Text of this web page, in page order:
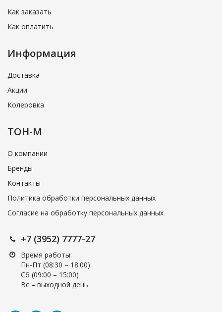
Как заказать
Как оплатить
Информация
Доставка
Акции
Колеровка
ТОН-М
О компании
Бренды
Контакты
Политика обработки персональных данных
Согласие на обработку персональных данных
+7 (3952) 7777-27
Время работы:
Пн-Пт (08:30 – 18:00)
Cб (09:00 – 15:00)
Вс – выходной день